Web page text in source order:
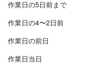
作業日の5日前まで
作業日の4〜2日前
作業日の前日
作業日当日